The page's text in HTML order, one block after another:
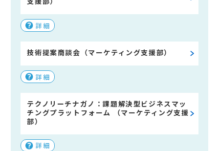
詳細
技術提案商談会（マーケティング支援部）
詳細
テクノリーチナガノ：課題解決型ビジネスマッ
チングプラットフォーム （マーケティング支援
部）
詳細